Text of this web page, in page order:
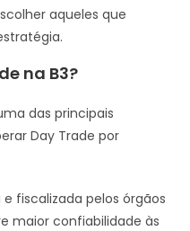
aqueles que
na B3?
das principais
Day Trade por
e fiscalizada pelos órgãos
maior confiabilidade às